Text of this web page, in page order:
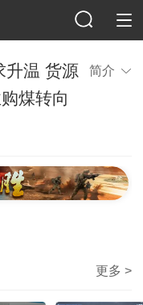
升温 货源
煤转向
简介
更多 >